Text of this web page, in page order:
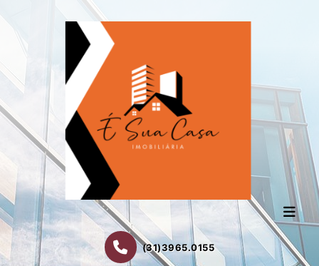
(31)3965.0155